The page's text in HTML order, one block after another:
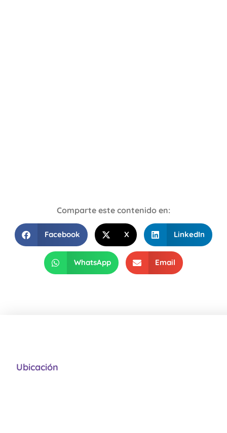
Comparte este contenido en:
Facebook X LinkedIn
WhatsApp Email
Ubicación